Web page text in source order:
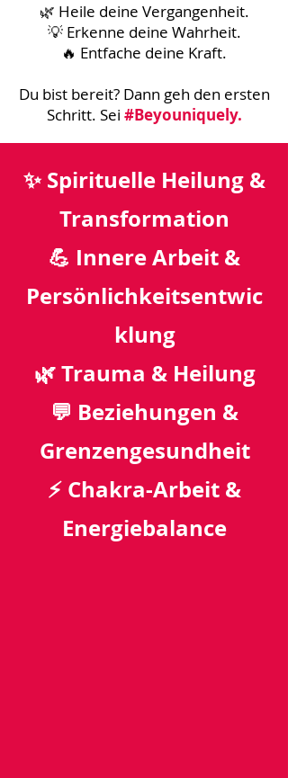
🌿 Heile deine Vergangenheit.
💡 Erkenne deine Wahrheit.
🔥 Entfache deine Kraft.
Du bist bereit? Dann geh den ersten
Schritt. Sei #Beyouniquely.
✨ Spirituelle Heilung &
Transformation
💪 Innere Arbeit &
Persönlichkeitsentwic
klung
🌿 Trauma & Heilung
💬 Beziehungen &
Grenzengesundheit
⚡ Chakra-Arbeit &
Energiebalance